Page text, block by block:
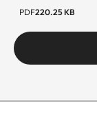
PDF220.25 KB